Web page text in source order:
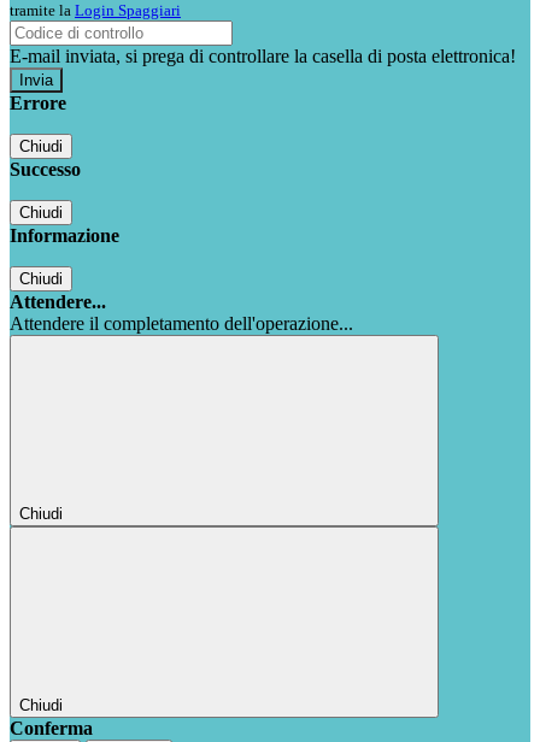
tramite la Login Spaggiari
E-mail inviata, si prega di controllare la casella di posta elettronica!
Errore
Chiudi
Successo
Chiudi
Informazione
Chiudi
Attendere...
Attendere il completamento dell'operazione...
Chiudi
Chiudi
Conferma